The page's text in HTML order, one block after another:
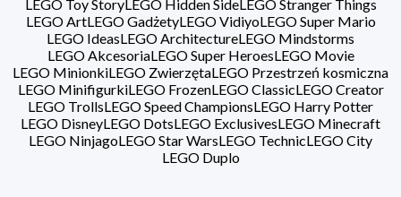
LEGO Toy StoryLEGO Hidden SideLEGO Stranger Things
LEGO ArtLEGO GadżetyLEGO VidiyoLEGO Super Mario
LEGO IdeasLEGO ArchitectureLEGO Mindstorms
LEGO AkcesoriaLEGO Super HeroesLEGO Movie
LEGO MinionkiLEGO ZwierzętaLEGO Przestrzeń kosmiczna
LEGO MinifigurkiLEGO FrozenLEGO ClassicLEGO Creator
LEGO TrollsLEGO Speed ChampionsLEGO Harry Potter
LEGO DisneyLEGO DotsLEGO ExclusivesLEGO Minecraft
LEGO NinjagoLEGO Star WarsLEGO TechnicLEGO City
LEGO Duplo